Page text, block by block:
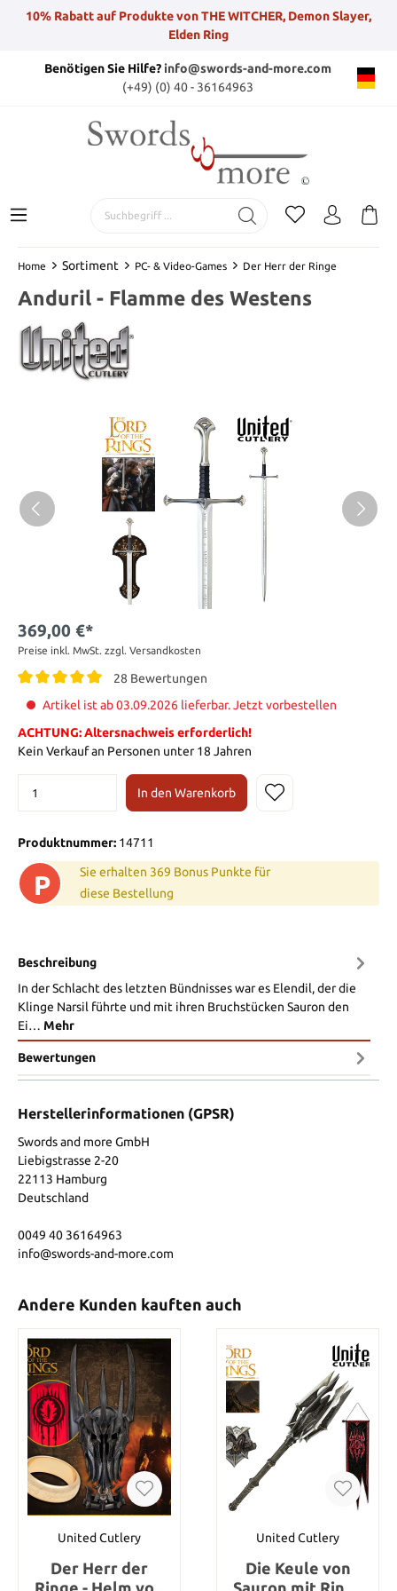
10% Rabatt auf Produkte von THE WITCHER, Demon Slayer,
Elden Ring
Benötigen Sie Hilfe?info@swords-and-more.com
(+49) (0) 40 - 36164963
Home Sortiment PC- & Video-Games Der Herr der Ringe
Anduril - Flamme des Westens
369,00 €*
Preise inkl. MwSt. zzgl. Versandkosten
28 Bewertungen
Artikel ist ab 03.09.2026 lieferbar. Jetzt vorbestellen
ACHTUNG: Altersnachweis erforderlich!
Kein Verkauf an Personen unter 18 Jahren
In den Warenkorb
Produktnummer: 14711
P
Sie erhalten 369 Bonus Punkte für
diese Bestellung
Beschreibung
In der Schlacht des letzten Bündnisses war es Elendil, der die
Klinge Narsil führte und mit ihren Bruchstücken Sauron den
Ei… Mehr
Bewertungen
Herstellerinformationen (GPSR)
Swords and more GmbH
Liebigstrasse 2-20
22113 Hamburg
Deutschland
0049 40 36164963
info@swords-and-more.com
Andere Kunden kauften auch
United Cutlery
Der Herr der
United Cutlery
Die Keule von